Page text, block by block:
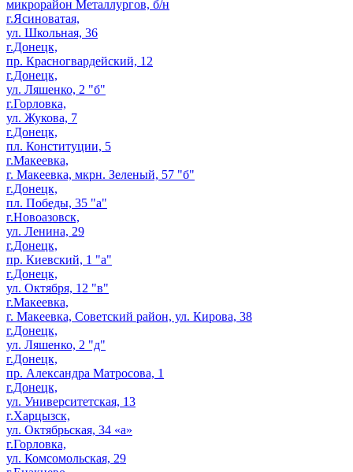
микрорайон Металлургов, б/н
г.Ясиноватая,
ул. Школьная, 36
г.Донецк,
пр. Красногвардейский, 12
г.Донецк,
ул. Ляшенко, 2 "б"
г.Горловка,
ул. Жукова, 7
г.Донецк,
пл. Конституции, 5
г.Макеевка,
г. Макеевка, мкрн. Зеленый, 57 "б"
г.Донецк,
пл. Победы, 35 "а"
г.Новоазовск,
ул. Ленина, 29
г.Донецк,
пр. Киевский, 1 "а"
г.Донецк,
ул. Октября, 12 "в"
г.Макеевка,
г. Макеевка, Советский район, ул. Кирова, 38
г.Донецк,
ул. Ляшенко, 2 "д"
г.Донецк,
пр. Александра Матросова, 1
г.Донецк,
ул. Университетская, 13
г.Харцызск,
ул. Октябрьская, 34 «а»
г.Горловка,
ул. Комсомольская, 29